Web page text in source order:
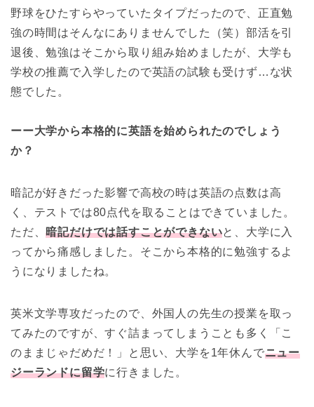
野球をひたすらやっていたタイプだったので、正直勉
強の時間はそんなにありませんでした（笑）部活を引
退後、勉強はそこから取り組み始めましたが、大学も
学校の推薦で入学したので英語の試験も受けず…な状
態でした。
ーー大学から本格的に英語を始められたのでしょう
か？
暗記が好きだった影響で高校の時は英語の点数は高
く、テストでは80点代を取ることはできていました。
ただ、暗記だけでは話すことができないと、大学に入
ってから痛感しました。そこから本格的に勉強するよ
うになりましたね。
英米文学専攻だったので、外国人の先生の授業を取っ
てみたのですが、すぐ詰まってしまうことも多く「こ
のままじゃだめだ！」と思い、大学を1年休んでニュー
ジーランドに留学に行きました。